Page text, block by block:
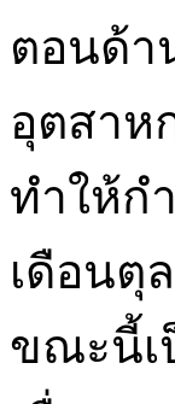
ตอนด้า
อุตสาห
ทำให้ก
เดือนตุ
ขณะนี้เ